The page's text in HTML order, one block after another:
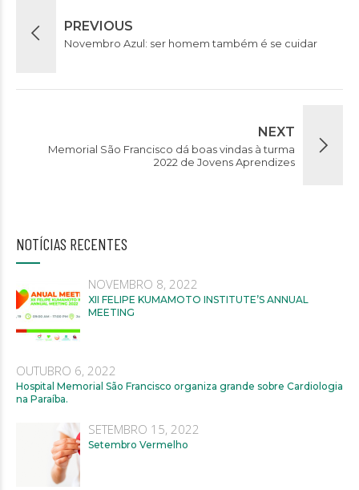
PREVIOUS
Novembro Azul: ser homem também é se cuidar
NEXT
Memorial São Francisco dá boas vindas à turma
2022 de Jovens Aprendizes
NOTÍCIAS RECENTES
NOVEMBRO 8, 2022
XII FELIPE KUMAMOTO INSTITUTE’S ANNUAL
MEETING
OUTUBRO 6, 2022
Hospital Memorial São Francisco organiza grande sobre Cardiologia
na Paraíba.
SETEMBRO 15, 2022
Setembro Vermelho